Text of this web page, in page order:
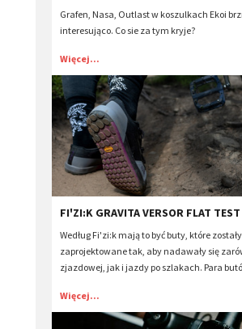
Grafen, Nasa, Outlast w koszulkach Ekoi
interesująco. Co sie za tym kryje?
Więcej...
FI'ZI:K GRAVITA VERSOR FLAT TEST
Według Fi'zi:k mają to być buty, które zostały
zaprojektowane tak, aby nadawały się
zjazdowej, jak i jazdy po szlakach. Para
Więcej...